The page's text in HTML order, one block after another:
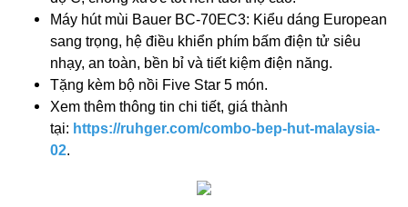
Máy hút mùi Bauer BC-70EC3: Kiểu dáng European
sang trọng, hệ điều khiển phím bấm điện tử siêu
nhạy, an toàn, bền bỉ và tiết kiệm điện năng.
Tặng kèm bộ nồi Five Star 5 món.
Xem thêm thông tin chi tiết, giá thành
tại: https://ruhger.com/combo-bep-hut-malaysia-
02.